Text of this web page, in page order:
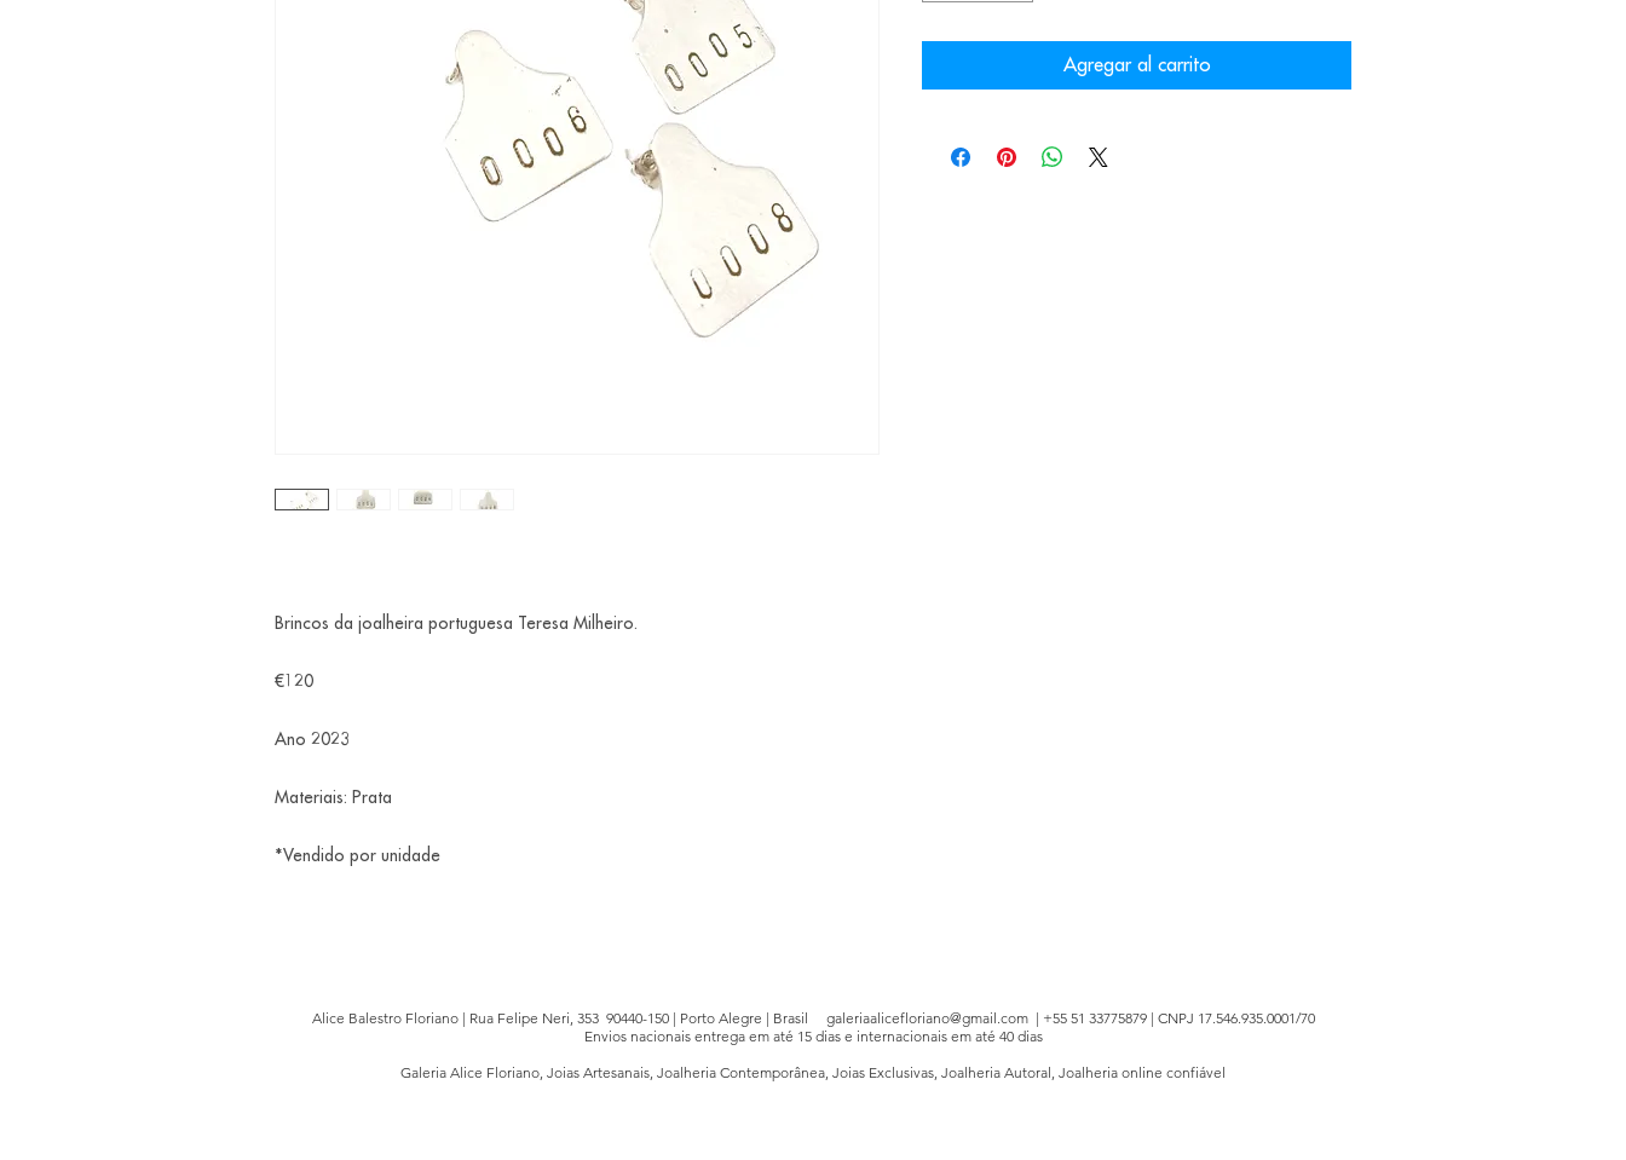
Brincos da joalheira portuguesa Teresa Milheiro.
€120
Ano 2023
Materiais: Prata
*Vendido por unidade
Agregar al carrito
Alice Balestro Floriano | Rua Felipe Neri, 353 90440-150 | Porto Alegre | Brasil galeriaalicefloriano@gmail.com| +55 51 33775879 | CNPJ 17.546.935.0001/70
Envios nacionais entrega em até 15 dias e internacionais em até 40 dias
Galeria Alice Floriano, Joias Artesanais, Joalheria Contemporânea, Joias Exclusivas, Joalheria Autoral, Joalheria online confiável